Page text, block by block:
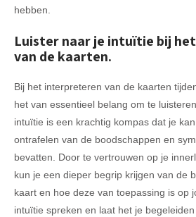
hebben.
Luister naar je intuïtie bij
van de kaarten.
Bij het interpreteren van de kaarten
het van essentieel belang om te
intuïtie is een krachtig kompas dat je
ontrafelen van de boodschappen en
bevatten. Door te vertrouwen op je
kun je een dieper begrip krijgen van de
kaart en hoe deze van toepassing is op
intuïtie spreken en laat het je